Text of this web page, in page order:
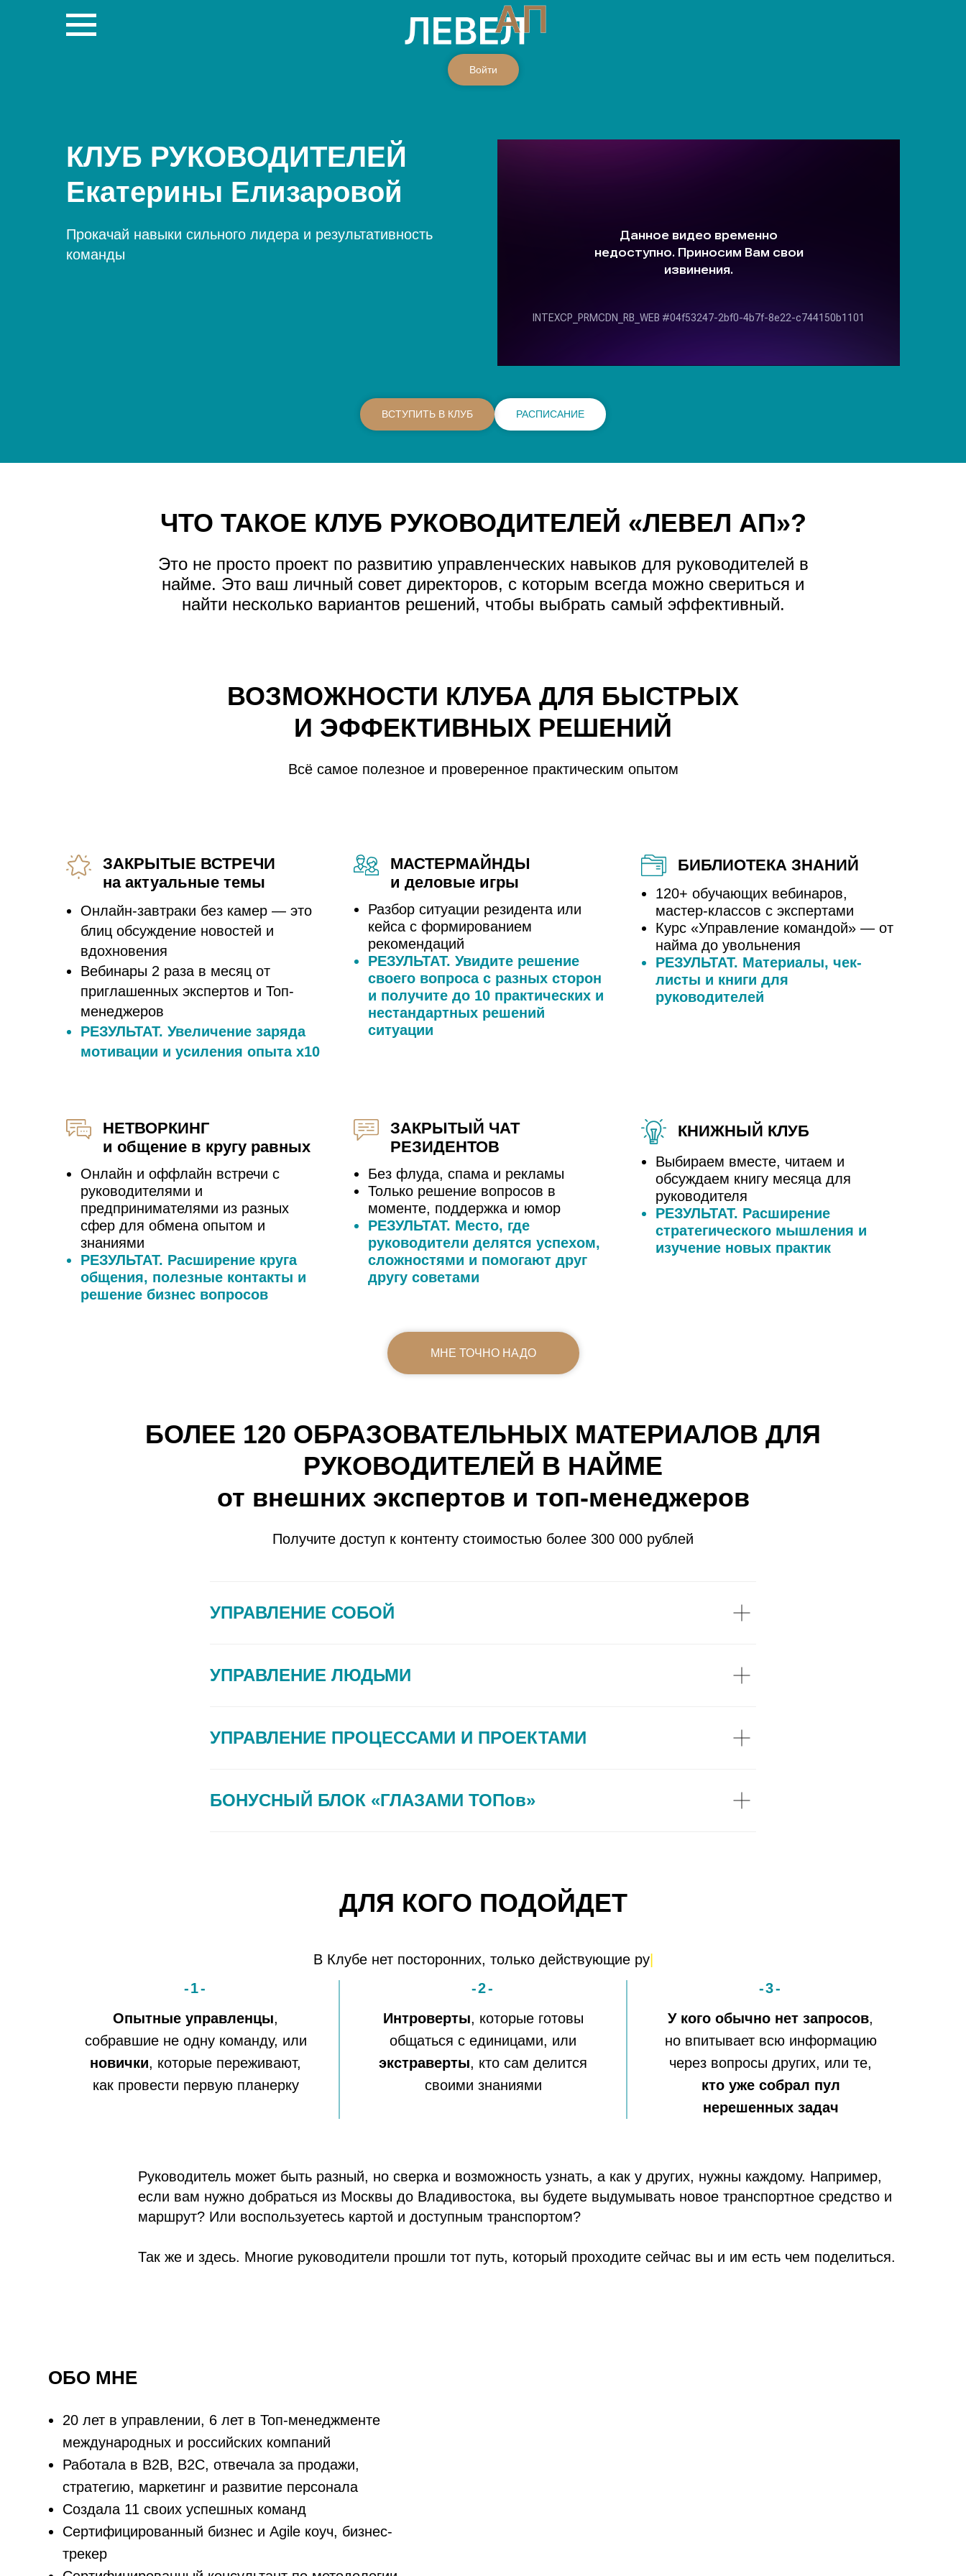
Войти
КЛУБ РУКОВОДИТЕЛЕЙ
Екатерины Елизаровой
Прокачай навыки сильного лидера и результативность
команды
ВСТУПИТЬ В КЛУБ РАСПИСАНИЕ
ЧТО ТАКОЕ КЛУБ РУКОВОДИТЕЛЕЙ «ЛЕВЕЛ АП»?
Это не просто проект по развитию управленческих навыков для руководителей в
найме. Это ваш личный совет директоров, с которым всегда можно свериться и
найти несколько вариантов решений, чтобы выбрать самый эффективный.
ВОЗМОЖНОСТИ КЛУБА ДЛЯ БЫСТРЫХ
И ЭФФЕКТИВНЫХ РЕШЕНИЙ
Всё самое полезное и проверенное практическим опытом
ЗАКРЫТЫЕ ВСТРЕЧИ
на актуальные темы
Онлайн-завтраки без камер — это
блиц обсуждение новостей и
вдохновения
Вебинары 2 раза в месяц от
приглашенных экспертов и Топ-
менеджеров
РЕЗУЛЬТАТ. Увеличение заряда
мотивации и усиления опыта х10
МАСТЕРМАЙНДЫ
и деловые игры
Разбор ситуации резидента или
кейса с формированием
рекомендаций
РЕЗУЛЬТАТ. Увидите решение
своего вопроса с разных сторон
и получите до 10 практических и
нестандартных решений
ситуации
БИБЛИОТЕКА ЗНАНИЙ
120+ обучающих вебинаров,
мастер-классов с экспертами
Курс «Управление командой» — от
найма до увольнения
РЕЗУЛЬТАТ. Материалы, чек-
листы и книги для
руководителей
НЕТВОРКИНГ
и общение в кругу равных
Онлайн и оффлайн встречи с
руководителями и
предпринимателями из разных
сфер для обмена опытом и
знаниями
РЕЗУЛЬТАТ. Расширение круга
общения, полезные контакты и
решение бизнес вопросов
ЗАКРЫТЫЙ ЧАТ
РЕЗИДЕНТОВ
Без флуда, спама и рекламы
Только решение вопросов в
моменте, поддержка и юмор
РЕЗУЛЬТАТ. Место, где
руководители делятся успехом,
сложностями и помогают друг
другу советами
КНИЖНЫЙ КЛУБ
Выбираем вместе, читаем и
обсуждаем книгу месяца для
руководителя
РЕЗУЛЬТАТ. Расширение
стратегического мышления и
изучение новых практик
МНЕ ТОЧНО НАДО
БОЛЕЕ 120 ОБРАЗОВАТЕЛЬНЫХ МАТЕРИАЛОВ ДЛЯ
РУКОВОДИТЕЛЕЙ В НАЙМЕ
от внешних экспертов и топ-менеджеров
Получите доступ к контенту стоимостью более 300 000 рублей
УПРАВЛЕНИЕ СОБОЙ
УПРАВЛЕНИЕ ЛЮДЬМИ
УПРАВЛЕНИЕ ПРОЦЕССАМИ И ПРОЕКТАМИ
БОНУСНЫЙ БЛОК «ГЛАЗАМИ ТОПов»
ДЛЯ КОГО ПОДОЙДЕТ
В Клубе нет посторонних,тол|
-1-
Опытные управленцы,
собравшие не одну команду, или
новички, которые переживают,
как провести первую планерку
-2-
Интроверты, которые готовы
общаться с единицами, или
экстраверты, кто сам делится
своими знаниями
-3-
У кого обычно нет запросов,
но впитывает всю информацию
через вопросы других, или те,
кто уже собрал пул
нерешенных задач
Руководитель может быть разный, но сверка и возможность узнать, а как у других, нужны каждому. Например,
если вам нужно добраться из Москвы до Владивостока, вы будете выдумывать новое транспортное средство и
маршрут? Или воспользуетесь картой и доступным транспортом?
Так же и здесь. Многие руководители прошли тот путь, который проходите сейчас вы и им есть чем поделиться.
ОБО МНЕ
20 лет в управлении, 6 лет в Топ-менеджменте
международных и российских компаний
Работала в В2В, В2С, отвечала за продажи,
стратегию, маркетинг и развитие персонала
Создала 11 своих успешных команд
Сертифицированный бизнес и Agile коуч, бизнес-
трекер